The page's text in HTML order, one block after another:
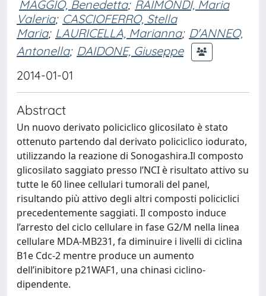
MAGGIO, Benedetta; RAIMONDI, Maria
Valeria; CASCIOFERRO, Stella
Maria; LAURICELLA, Marianna; D'ANNEO,
Antonella; DAIDONE, Giuseppe
2014-01-01
Abstract
Un nuovo derivato policiclico glicosilato è stato
ottenuto partendo dal derivato policiclico iodurato,
utilizzando la reazione di Sonogashira.Il composto
glicosilato saggiato presso l’NCI è risultato attivo su
tutte le 60 linee cellulari tumorali del panel,
risultando più attivo degli altri composti policiclici
precedentemente saggiati. Il composto induce
l’arresto del ciclo cellulare in fase G2/M nella linea
cellulare MDA-MB231, fa diminuire i livelli di ciclina
B1e Cdc-2 mentre produce un aumento
dell’inibitore p21WAF1, una chinasi ciclino-
dipendente.